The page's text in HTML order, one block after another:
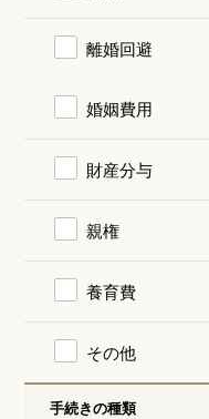
離婚回避
婚姻費用
財産分与
親権
養育費
その他
手続きの種類